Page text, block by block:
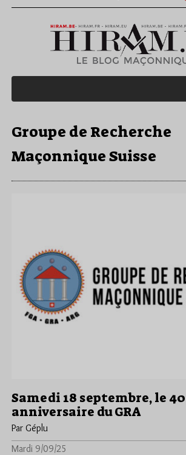
Groupe de Recherche
Maçonnique Suisse
Samedi 18 septembre, le
anniversaire du GRA
Par Géplu
Mardi 9/09/25